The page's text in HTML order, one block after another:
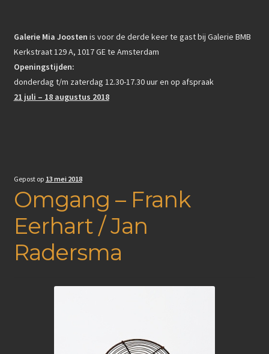
Galerie Mia Joosten is voor de derde keer te gast bij Galerie BMB
Kerkstraat 129 A, 1017 GE te Amsterdam
Openingstijden:
donderdag t/m zaterdag 12.30-17.30 uur en op afspraak
21 juli – 18 augustus 2018
Gepost op 13 mei 2018
Omgang – Frank
Eerhart / Jan
Radersma